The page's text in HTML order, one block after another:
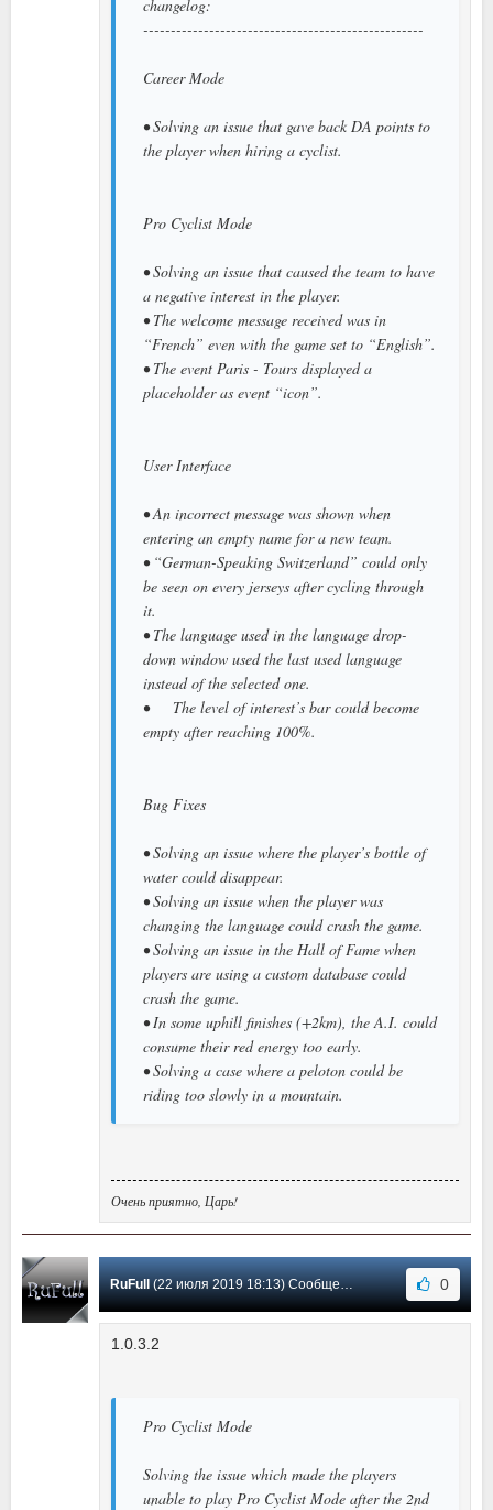
changelog:
---------------------------------------------------
Career Mode
• Solving an issue that gave back DA points to
the player when hiring a cyclist.
Pro Cyclist Mode
• Solving an issue that caused the team to have
a negative interest in the player.
• The welcome message received was in
“French” even with the game set to “English”.
• The event Paris - Tours displayed a
placeholder as event “icon”.
User Interface
• An incorrect message was shown when
entering an empty name for a new team.
• “German-Speaking Switzerland” could only
be seen on every jerseys after cycling through
it.
• The language used in the language drop-
down window used the last used language
instead of the selected one.
• The level of interest’s bar could become
empty after reaching 100%.
Bug Fixes
• Solving an issue where the player’s bottle of
water could disappear.
• Solving an issue when the player was
changing the language could crash the game.
• Solving an issue in the Hall of Fame when
players are using a custom database could
crash the game.
• In some uphill finishes (+2km), the A.I. could
consume their red energy too early.
• Solving a case where a peloton could be
riding too slowly in a mountain.
Очень приятно, Царь!
RuFull(22 июля 2019 18:13) Сообщение #3 0
1.0.3.2
Pro Cyclist Mode
Solving the issue which made the players
unable to play Pro Cyclist Mode after the 2nd